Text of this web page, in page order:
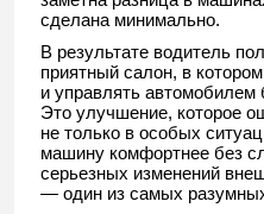
сделана минимально.
В результате водитель
приятный салон, в
и управлять автомобилем
Это улучшение, которое
не только в особых
машину комфортнее без
серьезных изменений
— один из самых